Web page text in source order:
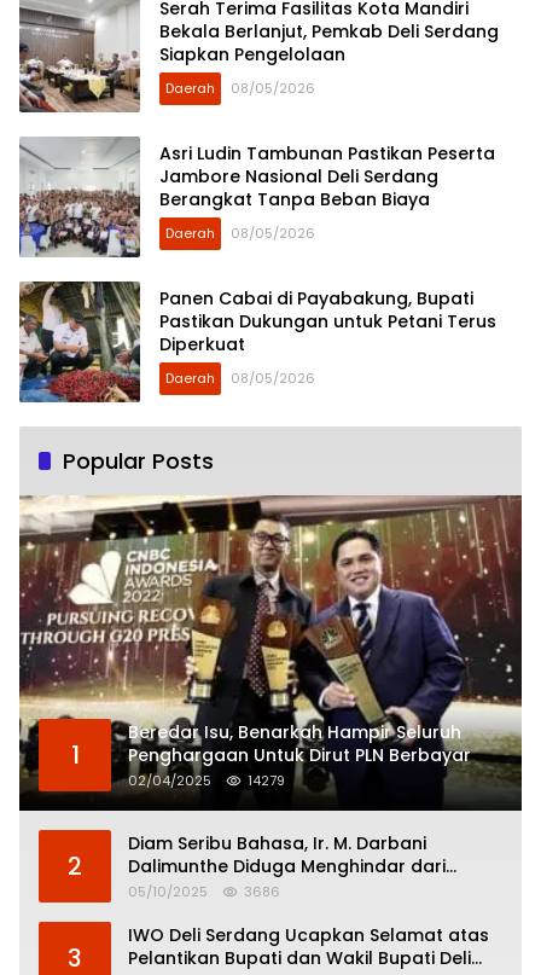
Serah Terima Fasilitas Kota Mandiri
Bekala Berlanjut, Pemkab Deli Serdang
Siapkan Pengelolaan
Daerah 08/05/2026
Asri Ludin Tambunan Pastikan Peserta
Jambore Nasional Deli Serdang
Berangkat Tanpa Beban Biaya
Daerah 08/05/2026
Panen Cabai di Payabakung, Bupati
Pastikan Dukungan untuk Petani Terus
Diperkuat
Daerah 08/05/2026
Popular Posts
1
Beredar Isu, Benarkah Hampir Seluruh
Penghargaan Untuk Dirut PLN Berbayar
02/04/2025 14279
2
Diam Seribu Bahasa, Ir. M. Darbani
Dalimunthe Diduga Menghindar dari
Pertanggungjawaban Politik
05/10/2025 3686
3
IWO Deli Serdang Ucapkan Selamat atas
Pelantikan Bupati dan Wakil Bupati Deli